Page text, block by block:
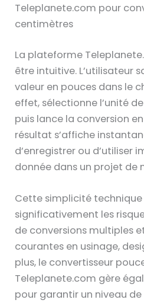
Teleplanete.com pour
centimètres
La plateforme
être intuitive. L’utilisateur
valeur en pouces dans le
effet, sélectionne l’unité
puis lance la conversion en
résultat s’affiche
d’enregistrer ou d’utiliser
donnée dans un projet de
Cette simplicité
significativement les
de conversions multiples
courantes en usinage,
plus, le convertisseur
Teleplanete.com gère
pour garantir un niveau